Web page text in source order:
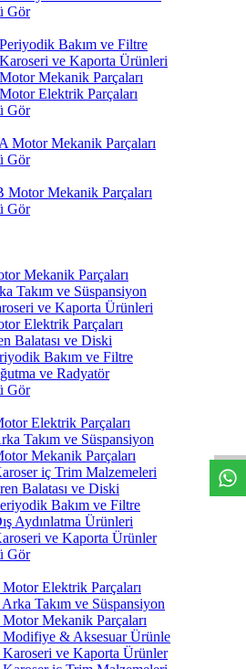
Gör
Bakım ve Filtre
ve Kaporta Ürünleri
Mekanik Parçaları
Elektrik Parçaları
Gör
Motor Mekanik Parçaları
Gör
Motor Mekanik Parçaları
Gör
Mekanik Parçaları
Takım ve Süspansiyon
ve Kaporta Ürünleri
Elektrik Parçaları
Balatası ve Diski
Bakım ve Filtre
ve Radyatör
Gör
Elektrik Parçaları
Takım ve Süspansiyon
Mekanik Parçaları
iç Trim Malzemeleri
Balatası ve Diski
Bakım ve Filtre
Aydınlatma Ürünleri
ve Kaporta Ürünler
Gör
Elektrik Parçaları
Takım ve Süspansiyon
Mekanik Parçaları
Modifiye & Aksesuar Ürünle
ve Kaporta Ürünler